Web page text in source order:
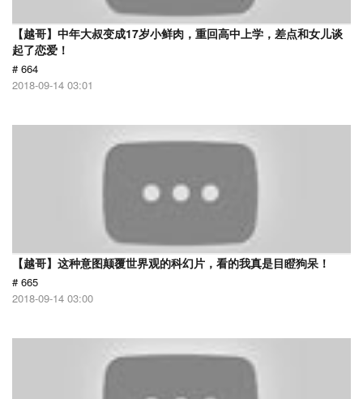
【越哥】中年大叔变成17岁小鲜肉，重回高中上学，差点和女儿谈
起了恋爱！
# 664
2018-09-14 03:01
【越哥】这种意图颠覆世界观的科幻片，看的我真是目瞪狗呆！
# 665
2018-09-14 03:00